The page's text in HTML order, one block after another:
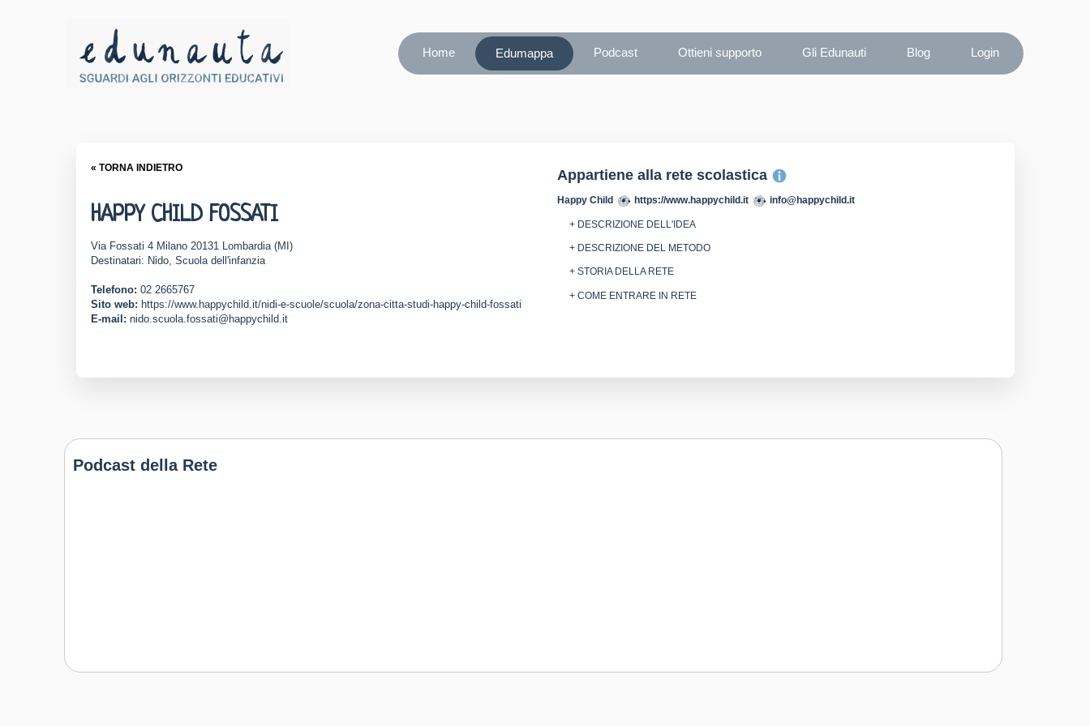
Home Edumappa Podcast Ottieni supporto Gli Edunauti Blog Login
« TORNA INDIETRO
HAPPY CHILD FOSSATI
Via Fossati 4 Milano 20131 Lombardia (MI)
Destinatari: Nido, Scuola dell'infanzia
Telefono: 02 2665767
Sito web: https://www.happychild.it/nidi-e-scuole/scuola/zona-citta-studi-happy-child-fossati
E-mail: nido.scuola.fossati@happychild.it
Appartiene alla rete scolastica
Happy Child https://www.happychild.it info@happychild.it
+ DESCRIZIONE DELL'IDEA
+ DESCRIZIONE DEL METODO
+ STORIA DELLA RETE
+ COME ENTRARE IN RETE
Podcast della Rete